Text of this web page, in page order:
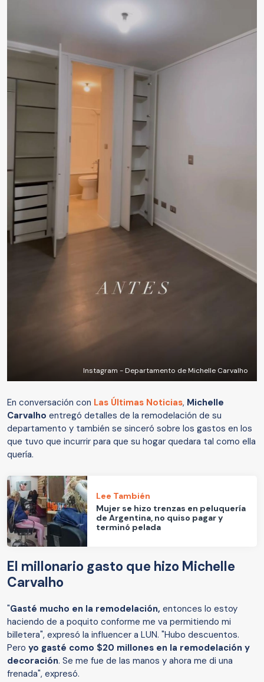
Instagram - Departamento de Michelle Carvalho
En conversación con Las Últimas Noticias, Michelle
Carvalho entregó detalles de la remodelación de su
departamento y también se sinceró sobre los gastos en los
que tuvo que incurrir para que su hogar quedara tal como ella
quería.
Lee También
Mujer se hizo trenzas en peluquería
de Argentina, no quiso pagar y
terminó pelada
El millonario gasto que hizo Michelle
Carvalho
"Gasté mucho en la remodelación, entonces lo estoy
haciendo de a poquito conforme me va permitiendo mi
billetera", expresó la influencer a LUN. "Hubo descuentos.
Pero yo gasté como $20 millones en la remodelación y
decoración. Se me fue de las manos y ahora me di una
frenada", expresó.